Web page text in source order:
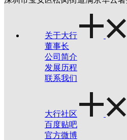
关于大行
董事长
公司简介
发展历程
联系我们
大行社区
百度贴吧
官方微博